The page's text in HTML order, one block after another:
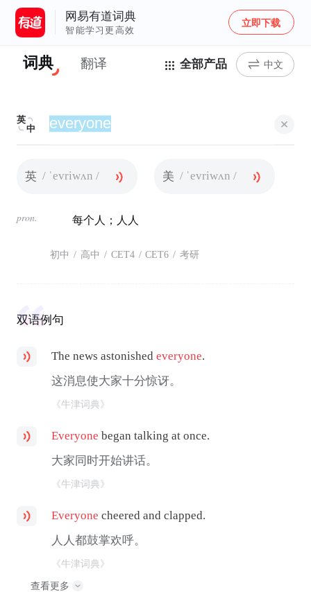
网易有道词典
智能学习更高效
立即下载
词典 翻译 全部产品 中文
英
中
英 / ˈevriwʌn / 美 / ˈevriwʌn /
pron. 每个人；人人
初中 / 高中 / CET4 / CET6 / 考研
双语例句
The news astonishedeveryone.
这消息使大家十分惊讶。
《牛津词典》
Everyone began talking at once.
大家同时开始讲话。
《牛津词典》
Everyone cheered and clapped.
人人都鼓掌欢呼。
《牛津词典》
查看更多